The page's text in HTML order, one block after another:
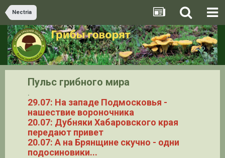
Nectria
Пульс грибного мира
.
29.07: На западе Подмосковья -
нашествие вороночника
20.07: Дубняки Хабаровского края
передают привет
20.07: А на Брянщине скучно - одни
подосиновики...